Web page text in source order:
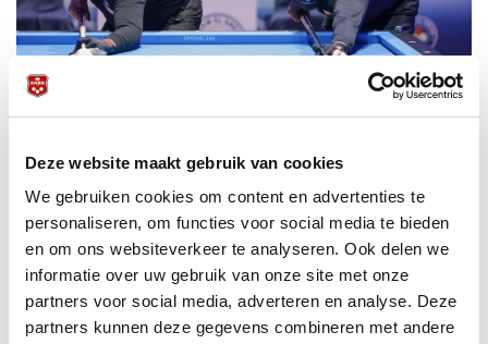
Deze website maakt gebruik van cookies
We gebruiken cookies om content en advertenties te
personaliseren, om functies voor social media te bieden
en om ons websiteverkeer te analyseren. Ook delen we
informatie over uw gebruik van onze site met onze
partners voor social media, adverteren en analyse. Deze
partners kunnen deze gegevens combineren met andere